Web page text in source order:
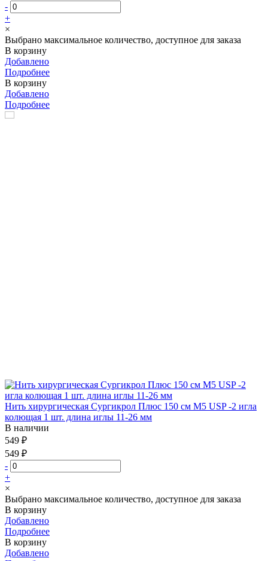
-
+
×
Выбрано максимальное количество, доступное для заказа
В корзину
Добавлено
Подробнее
В корзину
Добавлено
Подробнее
Нить хирургическая Сургикрол Плюс 150 см М5 USP -2 игла
колющая 1 шт. длина иглы 11-26 мм
В наличии
549 ₽
549 ₽
-
+
×
Выбрано максимальное количество, доступное для заказа
В корзину
Добавлено
Подробнее
В корзину
Добавлено